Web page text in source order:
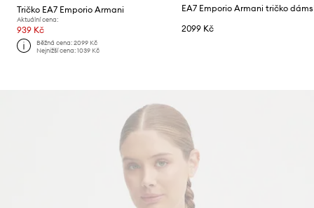
Tričko EA7 Emporio Armani
Aktuální cena:
939 Kč
Běžná cena:2099 Kč
Nejnižší cena:1039 Kč
2099 Kč